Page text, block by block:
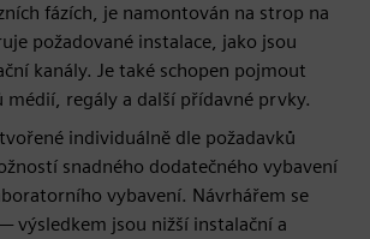
fázích, je namontován na strop na
požadované instalace, jako jsou
kanály. Je také schopen pojmout
médií, regály a další přídavné prvky.
individuálně dle požadavků
snadného dodatečného vybavení
vybavení. Návrhářem se
výsledkem jsou nižší instalační a